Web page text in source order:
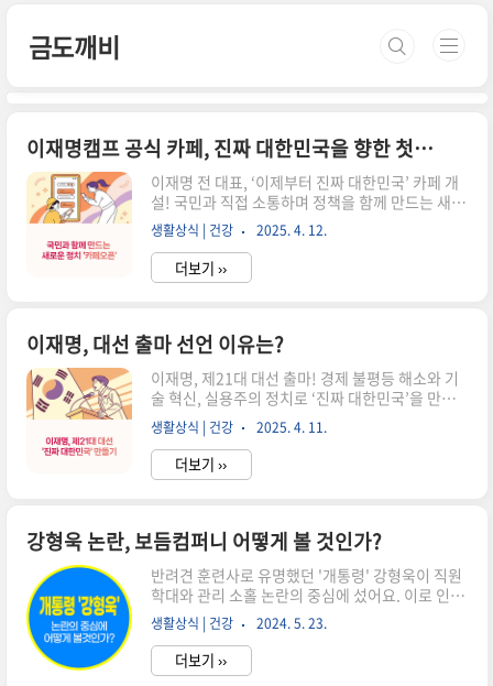
금도깨비
이재명캠프 공식 카페, 진짜 대한민국을 향한 첫걸음
이재명 전 대표, ‘이제부터 진짜 대한민국’ 카페 개
설! 국민과 직접 소통하며 정책을 함께 만드는 새로
운 정치 플랫폼, 참여해보고 싶지 않으신가요? 이
재명 전 대표의 소통 플랫폼, '이제부터 진짜 대한
민국' 카페 개설📌 목차소통 플랫폼의 등장 배경'이
제부터 진짜 대한민국' 카페의 개요국민과의 소통
통 플랫폼의 등장 배경최근 정치권에서는 국민과의
직접적인 소통을 강화하려는 움직임이 활발합니
다. 이재명 전 더불어민주당 대표는 이러한 흐름에
발맞춰, 자신의 정치적 비전과 국민과의 소통을 위
한 새로운 플랫폼을 마련했습니다. 이는 기존의 정
치 커뮤니케이션 방식을 넘어서는 시도로 주목받고
있습니다. 카페 바로가기 이..
생활상식 | 건강 2025. 4. 12.
더보기 ››
이재명, 대선 출마 선언 이유는?
이재명, 제21대 대선 출마! 경제 불평등 해소와 기
술 혁신, 실용주의 정치로 ‘진짜 대한민국’을 만들
겠다는 그의 비전, 궁금하지 않으신가요? “진짜 대
한민국을 만들겠다”는 의지로 세 번째 도전📌 목차
대선 출마 선언의 배경경제 불평등 해소를 위한 정
책 방향정부의 경제 역할과 기술 투자 강조실용주
미결론 및 향후 계획1. 대선 출마 선언의 배경이재
명 전 더불어민주당 대표는 2025년 4월 10일, 온
라인 영상 메시지를 통해 제21대 대통령 선거에 출
마할 것을 공식 선언했습니다. 그는 "진짜 대한민
국을 만들겠다"는 강한 의지를 표명하며, 국민의
위대함이 대한민국의 위대함의 원천이라고 강조했
습니다. ..
생활상식 | 건강 2025. 4. 11.
더보기 ››
강형욱 논란, 보듬컴퍼니 어떻게 볼 것인가?
반려견 훈련사로 유명했던 '개통령' 강형욱이 직원
학대와 관리 소홀 논란의 중심에 섰어요. 이로 인해
그의 이미지가 크게 훼손된 것으로 보여요. 이에 대
해 자세히 알아보도록 할게요. 강형욱의 상습적 학
대강형욱에 대한 주장이 제기되었어요. 그는 직원
들에게 상습적인 학대를 행했다는 주장이에요. 식
생활상식 | 건강 2024. 5. 23.
더보기 ››